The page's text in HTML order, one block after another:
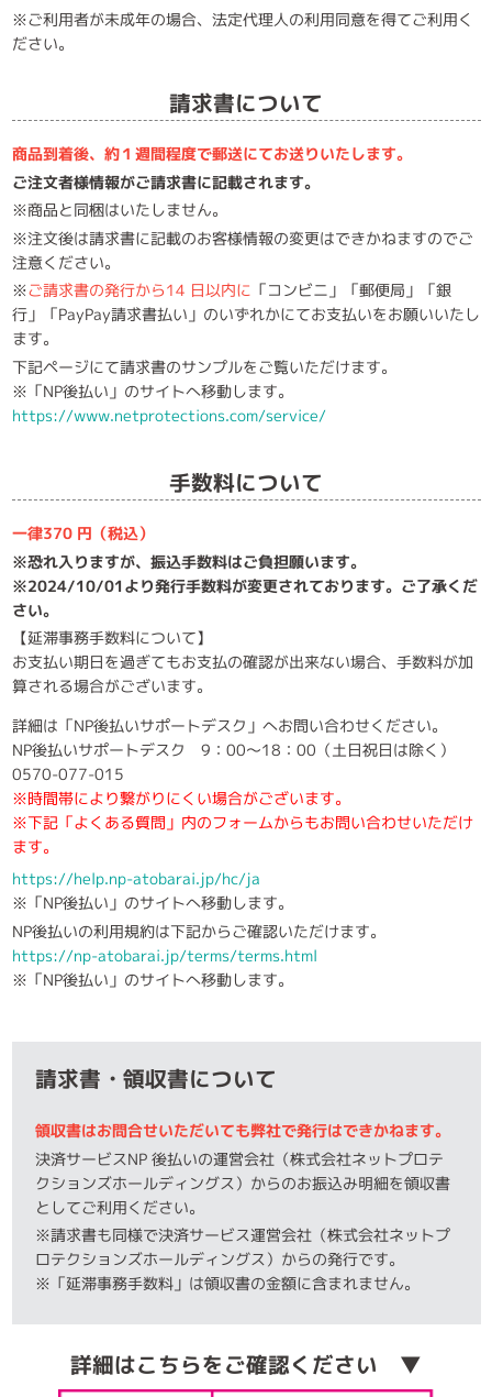
※ご利用者が未成年の場合、法定代理人の利用同意を得てご利用く
ださい。
請求書について
商品到着後、約１週間程度で郵送にてお送りいたします。
ご注文者様情報がご請求書に記載されます。
※商品と同梱はいたしません。
※注文後は請求書に記載のお客様情報の変更はできかねますのでご
注意ください。
※ご請求書の発行から14 日以内に 「コンビニ」「郵便局」「銀
行」「PayPay請求書払い」のいずれかにてお支払いをお願いいたし
ます。
下記ページにて請求書のサンプルをご覧いただけます。
※「NP後払い」のサイトへ移動します。
https://www.netprotections.com/service/
手数料について
一律370 円（税込）
※恐れ入りますが、振込手数料はご負担願います。
※2024/10/01より発行手数料が変更されております。ご了承くだ
さい。
【延滞事務手数料について】
お支払い期日を過ぎてもお支払の確認が出来ない場合、手数料が加
算される場合がございます。
詳細は「NP後払いサポートデスク」へお問い合わせください。
NP後払いサポートデスク 9：00～18：00（土日祝日は除く）
0570-077-015
※時間帯により繋がりにくい場合がございます。
※下記「よくある質問」内のフォームからもお問い合わせいただけ
ます。
https://help.np-atobarai.jp/hc/ja
※「NP後払い」のサイトへ移動します。
NP後払いの利用規約は下記からご確認いただけます。
https://np-atobarai.jp/terms/terms.html
※「NP後払い」のサイトへ移動します。
請求書・領収書について
領収書はお問合せいただいても弊社で発行はできかねます。
決済サービスNP 後払いの運営会社（株式会社ネットプロテ
クションズホールディングス）からのお振込み明細を領収書
としてご利用ください。
※請求書も同様で決済サービス運営会社（株式会社ネットプ
ロテクションズホールディングス）からの発行です。
※「延滞事務手数料」は領収書の金額に含まれません。
詳細はこちらをご確認ください ▼